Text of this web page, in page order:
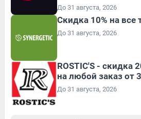
До 31 августа, 2026
Скидка 10% на все
До 31 августа, 2026
ROSTIC'S - скидка
на любой заказ от
До 31 августа, 2026